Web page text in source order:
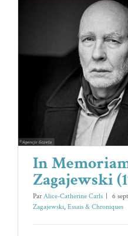
In Memoriam :
Adam Zagajewski
In
Zagajewski
ParAlice-Catherine Carls 6
Zagajewski, Essais & Chroniques